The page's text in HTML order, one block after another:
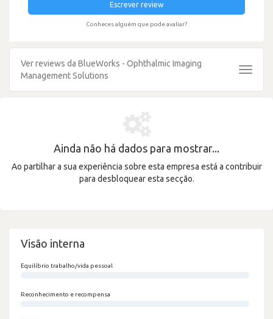
Escrever review
Conheces alguém que pode avaliar?
Ver reviews da BlueWorks - Ophthalmic Imaging
Management Solutions
Toggle
Ainda não há dados para mostrar...
Ao partilhar a sua experiência sobre esta empresa está a contribuir
para desbloquear esta secção.
Visão interna
Equilíbrio trabalho/vida pessoal
Reconhecimento e recompensa